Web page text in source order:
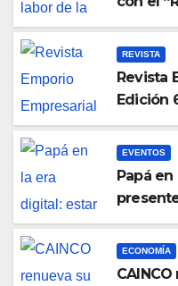
Bolivia”
REVISTA
Revista
Edición
EVENTOS
Papá
ECONOMÍA